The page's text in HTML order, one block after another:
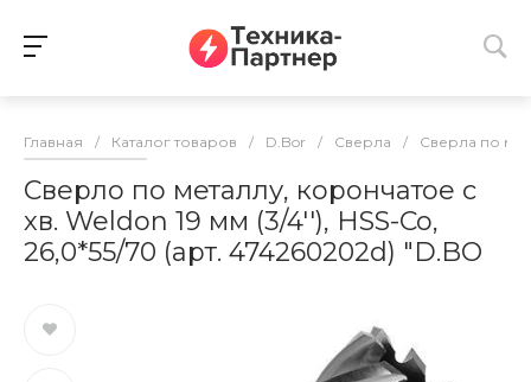
Главная / Каталог товаров / D.Bor / Сверла / Сверла по
Сверло по металлу, корончатое с
хв. Weldon 19 мм (3/4''), HSS-Co,
26,0*55/70 (арт. 474260202d) "D.BO